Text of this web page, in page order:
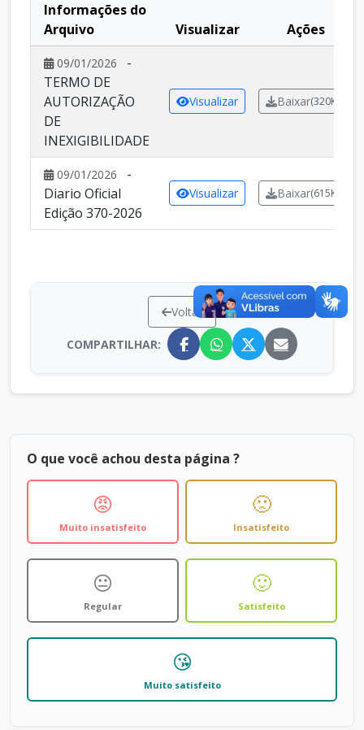
Informações do
Arquivo
Visualizar Ações
09/01/2026
-
TERMO DE
AUTORIZAÇÃO
DE
INEXIGIBILIDADE
Visualizar Baixar(320KB)
09/01/2026
-
Diario Oficial
Edição 370-2026
Visualizar Baixar(615KB)
Voltar
COMPARTILHAR:
O que você achou desta página ?
😡
Muito insatisfeito
🙁
Insatisfeito
😐
Regular
🙂
Satisfeito
😘
Muito satisfeito